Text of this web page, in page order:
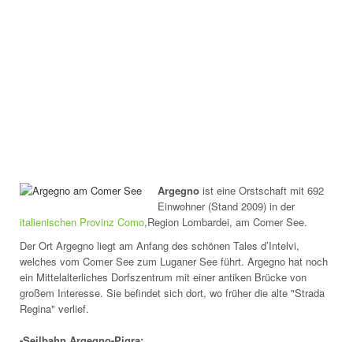
Argegno ist eine Orstschaft mit 692
Einwohner (Stand 2009) in der
italienischen Provinz Como,Region Lombardei, am Comer See.
Der Ort Argegno liegt am Anfang des schönen Tales d’Intelvi,
welches vom Comer See zum Luganer See führt. Argegno hat noch
ein Mittelalterliches Dorfszentrum mit einer antiken Brücke von
großem Interesse. Sie befindet sich dort, wo früher die alte "Strada
Regina" verlief.